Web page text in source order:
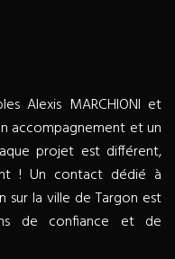
Alexis MARCHIONI et
accompagnement et un
projet est différent,
! Un contact dédié à
sur la ville de Targon est
de confiance et de